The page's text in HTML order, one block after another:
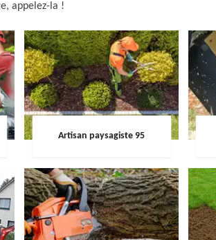
appelez-la !
Artisan paysagiste 95